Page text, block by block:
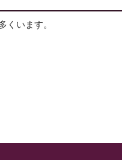
くいます。